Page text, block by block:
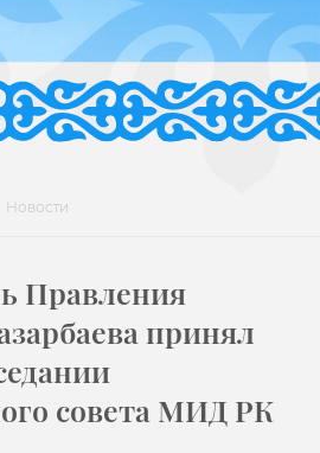
Новости
Правления
принял
совета МИД РК